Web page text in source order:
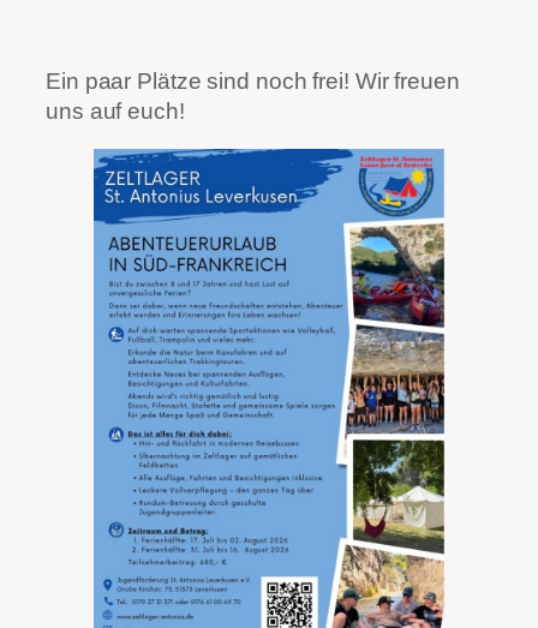
Ein paar Plätze sind noch frei! Wir freuen
uns auf euch!